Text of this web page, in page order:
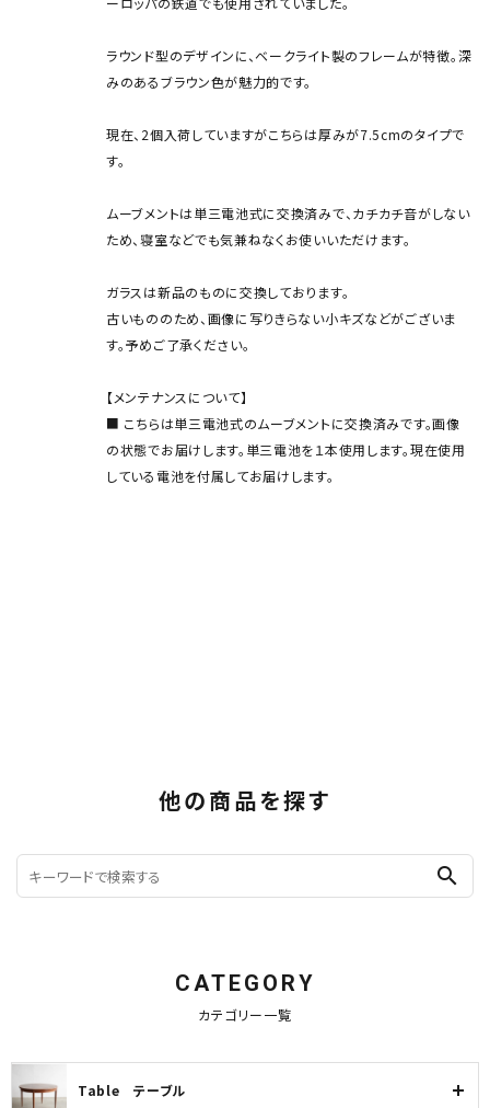
ラウンド型のデザインに、ベークライト製のフレームが特徴。深
みのあるブラウン色が魅力的です。
現在、2個入荷していますがこちらは厚みが7.5cmのタイプで
す。
ムーブメントは単三電池式に交換済みで、カチカチ音がしない
ため、寝室などでも気兼ねなくお使いいただけます。
ガラスは新品のものに交換しております。
古いもののため、画像に写りきらない小キズなどがございま
す。予めご了承ください。
【メンテナンスについて】
■ こちらは単三電池式のムーブメントに交換済みです。画像
の状態でお届けします。単三電池を１本使用します。現在使用
している電池を付属してお届けします。
他の商品を探す
search
CATEGORY
カテゴリー一覧
Table テーブル